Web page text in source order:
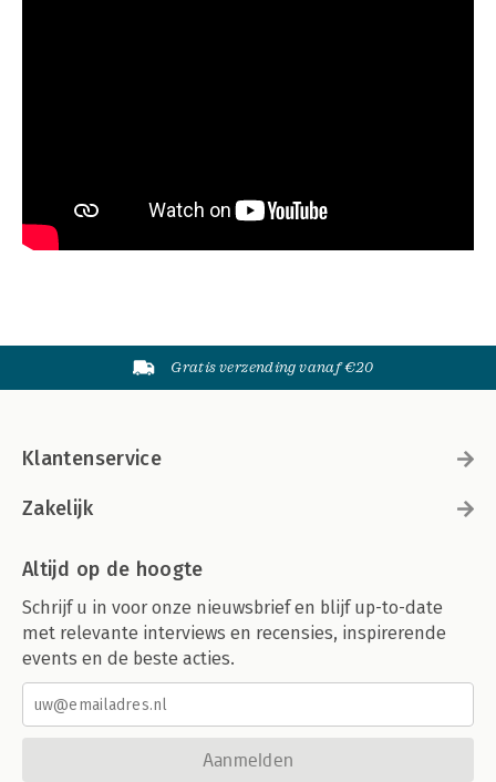
Gratis verzending vanaf €20
Klantenservice
Zakelijk
Altijd op de hoogte
Schrijf u in voor onze nieuwsbrief en blijf up-to-date
met relevante interviews en recensies, inspirerende
events en de beste acties.
Aanmelden